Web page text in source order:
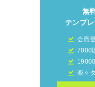
無
テンプ
会員
7000
楽々